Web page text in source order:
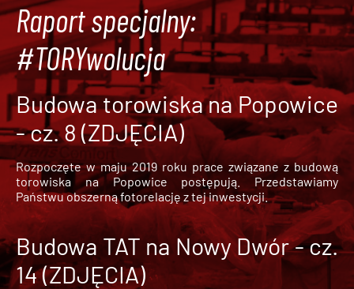
Raport specjalny:
#TORYwolucja
Budowa torowiska na Popowice
- cz. 8 (ZDJĘCIA)
Rozpoczęte w maju 2019 roku prace związane z budową
torowiska na Popowice
postępują. Przedstawiamy
Państwu obszerną fotorelację z tej inwestycji.
Budowa TAT na Nowy Dwór - cz.
14 (ZDJĘCIA)